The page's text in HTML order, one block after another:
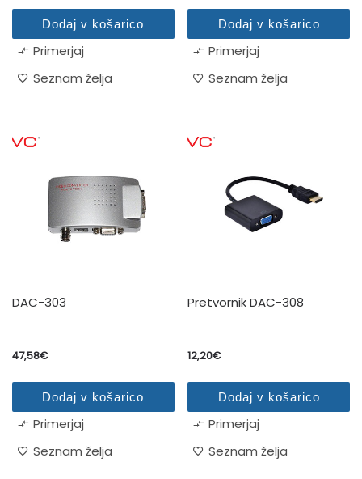
Dodaj v košarico
Primerjaj
Seznam želja
Dodaj v košarico
Primerjaj
Seznam želja
DAC-303
47,58€
Dodaj v košarico
Primerjaj
Seznam želja
Pretvornik DAC-308
12,20€
Dodaj v košarico
Primerjaj
Seznam želja